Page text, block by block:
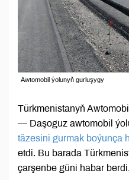
Awtomobil ýolunyň gurluşygy
Türkmenistanyň
— Daşoguz awtomobil
täzesini gurmak boýunça
etdi. Bu barada
çarşenbe güni habar berdi.